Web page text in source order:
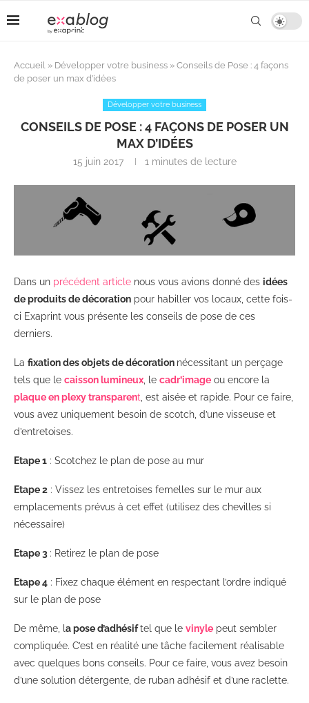
Accueil » Développer votre business » Conseils de Pose : 4 façons
de poser un max d’idées
Développer votre business
CONSEILS DE POSE : 4 FAÇONS DE POSER UN
MAX D’IDÉES
15 juin 2017 1 minutes de lecture
Dans un précédent article nous vous avions donné des idées
de produits de décoration pour habiller vos locaux, cette fois-
ci Exaprint vous présente les conseils de pose de ces
derniers.
La fixation des objets de décoration nécessitant un perçage
tels que le caisson lumineux , le cadr’image ou encore la
plaque en plexy transparent , est aisée et rapide. Pour ce faire,
vous avez uniquement besoin de scotch, d’une visseuse et
d’entretoises.
Etape 1 : Scotchez le plan de pose au mur
Etape 2 : Vissez les entretoises femelles sur le mur aux
emplacements prévus à cet effet (utilisez des chevilles si
nécessaire)
Etape 3 : Retirez le plan de pose
Etape 4 : Fixez chaque élément en respectant l’ordre indiqué
sur le plan de pose
De même, l a pose d’adhésiftel que le vinyle peut sembler
compliquée. C’est en réalité une tâche facilement réalisable
avec quelques bons conseils. Pour ce faire, vous avez besoin
d’une solution détergente, de ruban adhésif et d’une raclette.